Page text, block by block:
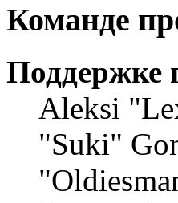
Команде
Поддержке
Aleksi
"Suki"